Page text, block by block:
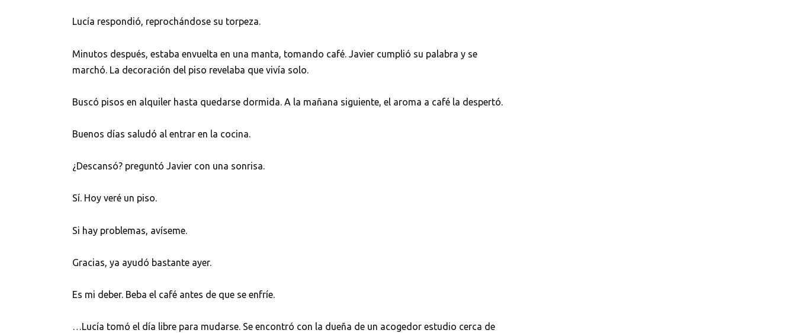
Lucía respondió, reprochándose su torpeza.
Minutos después, estaba envuelta en una manta, tomando café. Javier cumplió su palabra y se
marchó. La decoración del piso revelaba que vivía solo.
Buscó pisos en alquiler hasta quedarse dormida. A la mañana siguiente, el aroma a café la despertó.
Buenos días saludó al entrar en la cocina.
¿Descansó? preguntó Javier con una sonrisa.
Sí. Hoy veré un piso.
Si hay problemas, avíseme.
Gracias, ya ayudó bastante ayer.
Es mi deber. Beba el café antes de que se enfríe.
…Lucía tomó el día libre para mudarse. Se encontró con la dueña de un acogedor estudio cerca de